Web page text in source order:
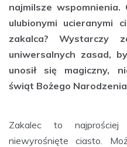
najmilsze
ulubionymi ucieranymi
zakalca? Wystarczy
uniwersalnych zasad,
unosił się magiczny,
świąt Bożego
Zakalec to najprościej
niewyrośnięte ciasto.